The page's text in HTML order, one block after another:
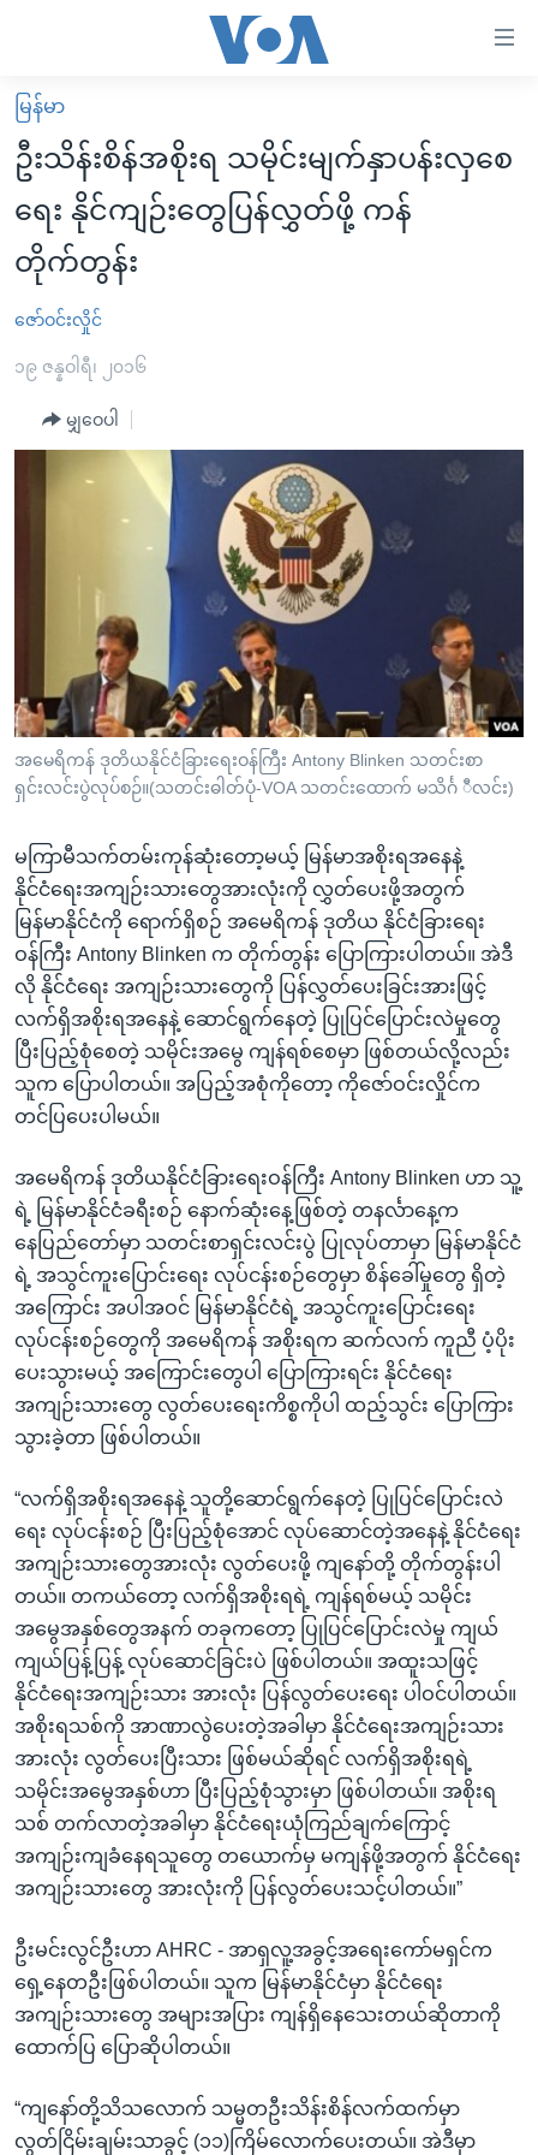
လွယ်ကူ
စေ
Link
များ
ပင်မ
အကြောင်းအရာ
ကျော်
ကြည့်
ကြည့်
ရန်
ရှာဖွေ
ရန်
သို့
ကျော်
ရန်
မူလစာမျက်နှာ
မြန်မာ
ကမ္ဘာ့သတင်းများ
နိုင်ငံတကာ
အစ္စရေး-ပါလက်စတိုင်း
ဗွီဒီယို
အင်္ဂလိပ်စာလေ့လာမယ်
အမေရိကန်သုံးအီဒီယံ
မကြေးမုံရဲ့ အင်္ဂလိပ်စာ
ရုပ်ရှင်ထဲက အင်္ဂလိပ်စာ
သုတပဒေသာ အင်္ဂလိပ်စာ
အပတ်စဉ်ကဏ္ဍများ
ရေဒီယိုနှင့်ရုပ်သံ အချက်အလက်များ
ရေဒီယို/တီဗွီအစီအစဉ်
Learning English
ဗွီအိုအေ လူမှုကွန်ယက်များ
ဘာသာစကားများ
မြန်မာ
ဦးသိန်းစိန်အစိုးရ သမိုင်းမျက်နှာပန်းလှစေ
ရေး နိုင်ကျဉ်းတွေပြန်လွှတ်ဖို့ ကန်
တိုက်တွန်း
ဇော်ဝင်းလှိုင်
၁၉ ဇန္နဝါရီ၊ ၂၀၁၆
မျှဝေပါ
အမေရိကန် ဒုတိယနိုင်ငံခြားရေးဝန်ကြီး Antony Blinken သတင်းစာ
ရှင်းလင်းပွဲလုပ်စဉ်။(သတင်းဓါတ်ပုံ-VOA သတင်းထောက် မသိင်္ဂ ီလင်း)
မကြာမီသက်တမ်းကုန်ဆုံးတော့မယ့် မြန်မာအစိုးရအနေနဲ့
နိုင်ငံရေးအကျဉ်းသားတွေအားလုံးကို လွှတ်ပေးဖို့အတွက်
မြန်မာနိုင်ငံကို ရောက်ရှိစဉ် အမေရိကန် ဒုတိယ နိုင်ငံခြားရေး
ဝန်ကြီး Antony Blinken က တိုက်တွန်း ပြောကြားပါတယ်။ အဲဒီ
လို နိုင်ငံရေး အကျဉ်းသားတွေကို ပြန်လွှတ်ပေးခြင်းအားဖြင့်
လက်ရှိအစိုးရအနေနဲ့ ဆောင်ရွက်နေတဲ့ ပြုပြင်ပြောင်းလဲမှုတွေ
ပြီးပြည့်စုံစေတဲ့ သမိုင်းအမွေ ကျန်ရစ်စေမှာ ဖြစ်တယ်လို့လည်း
သူက ပြောပါတယ်။ အပြည့်အစုံကိုတော့ ကိုဇော်ဝင်းလှိုင်က
တင်ပြပေးပါမယ်။
အမေရိကန် ဒုတိယနိုင်ငံခြားရေးဝန်ကြီး Antony Blinken ဟာ သူ့
ရဲ့ မြန်မာနိုင်ငံခရီးစဉ် နောက်ဆုံးနေ့ဖြစ်တဲ့ တနင်္လာနေ့က
နေပြည်တော်မှာ သတင်းစာရှင်းလင်းပွဲ ပြုလုပ်တာမှာ မြန်မာနိုင်ငံ
ရဲ့ အသွင်ကူးပြောင်းရေး လုပ်ငန်းစဉ်တွေမှာ စိန်ခေါ်မှုတွေ ရှိတဲ့
အကြောင်း အပါအဝင် မြန်မာနိုင်ငံရဲ့ အသွင်ကူးပြောင်းရေး
လုပ်ငန်းစဉ်တွေကို အမေရိကန် အစိုးရက ဆက်လက် ကူညီ ပံ့ပိုး
ပေးသွားမယ့် အကြောင်းတွေပါ ပြောကြားရင်း နိုင်ငံရေး
အကျဉ်းသားတွေ လွတ်ပေးရေးကိစ္စကိုပါ ထည့်သွင်း ပြောကြား
သွားခဲ့တာ ဖြစ်ပါတယ်။
“လက်ရှိအစိုးရအနေနဲ့ သူတို့ဆောင်ရွက်နေတဲ့ ပြုပြင်ပြောင်းလဲ
ရေး လုပ်ငန်းစဉ် ပြီးပြည့်စုံအောင် လုပ်ဆောင်တဲ့အနေနဲ့ နိုင်ငံရေး
အကျဉ်းသားတွေအားလုံး လွတ်ပေးဖို့ ကျနော်တို့ တိုက်တွန်းပါ
တယ်။ တကယ်တော့ လက်ရှိအစိုးရရဲ့ ကျန်ရစ်မယ့် သမိုင်း
အမွေအနှစ်တွေအနက် တခုကတော့ ပြုပြင်ပြောင်းလဲမှု ကျယ်
ကျယ်ပြန့်ပြန့် လုပ်ဆောင်ခြင်းပဲ ဖြစ်ပါတယ်။ အထူးသဖြင့်
နိုင်ငံရေးအကျဉ်းသား အားလုံး ပြန်လွတ်ပေးရေး ပါဝင်ပါတယ်။
အစိုးရသစ်ကို အာဏာလွဲပေးတဲ့အခါမှာ နိုင်ငံရေးအကျဉ်းသား
အားလုံး လွတ်ပေးပြီးသား ဖြစ်မယ်ဆိုရင် လက်ရှိအစိုးရရဲ့
သမိုင်းအမွေအနှစ်ဟာ ပြီးပြည့်စုံသွားမှာ ဖြစ်ပါတယ်။ အစိုးရ
သစ် တက်လာတဲ့အခါမှာ နိုင်ငံရေးယုံကြည်ချက်ကြောင့်
အကျဉ်းကျခံနေရသူတွေ တယောက်မှ မကျန်ဖို့အတွက် နိုင်ငံရေး
အကျဉ်းသားတွေ အားလုံးကို ပြန်လွတ်ပေးသင့်ပါတယ်။”
ဦးမင်းလွင်ဦးဟာ AHRC - အာရှလူ့အခွင့်အရေးကော်မရှင်က
ရှေ့နေတဦးဖြစ်ပါတယ်။ သူက မြန်မာနိုင်ငံမှာ နိုင်ငံရေး
အကျဉ်းသားတွေ အများအပြား ကျန်ရှိနေသေးတယ်ဆိုတာကို
ထောက်ပြ ပြောဆိုပါတယ်။
“ကျနော်တို့သိသလောက် သမ္မတဦးသိန်းစိန်လက်ထက်မှာ
လွတ်ငြိမ်းချမ်းသာခွင့် (၁၁)ကြိမ်လောက်ပေးတယ်။ အဲဒီမှာ